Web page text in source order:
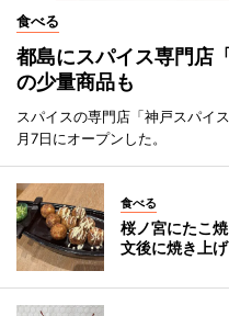
食べる
都島にスパイス専門店
の少量商品も
スパイスの専門店「神戸スパイ
月7日にオープンした。
食べる
桜ノ宮にたこ
文後に焼き上げ